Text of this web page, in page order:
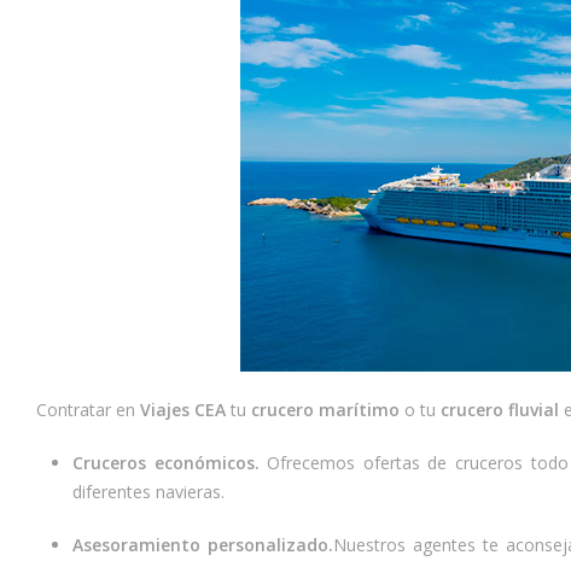
Contratar en Viajes CEA tu crucero marítimo o tu crucero fluvial
Cruceros económicos. Ofrecemos ofertas de cruceros
diferentes navieras.
Asesoramiento personalizado.Nuestros agentes te